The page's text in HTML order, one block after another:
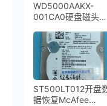
WD5000AAKX-
001CA0硬盘磁头损
ST500LT012开盘
据恢复McAfee